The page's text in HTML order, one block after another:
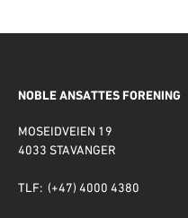
NOBLE ANSATTES FORENING
MOSEIDVEIEN 19
4033 STAVANGER
TLF: (+47) 4000 4380